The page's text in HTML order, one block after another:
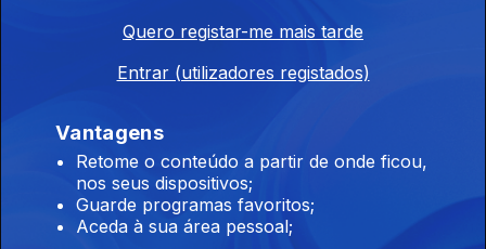
37 Feira Concurso Arte Doce - Lagos, Veradora
Sara Coelho
24 jul. 2026
Quero registar-me mais tarde
Entrar (utilizadores registados)
Vantagens
Retome o conteúdo a partir de onde ficou,
nos seus dispositivos;
Guarde programas favoritos;
Aceda à sua área pessoal;